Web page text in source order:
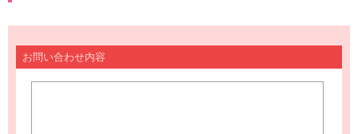
お問い合わせ内容